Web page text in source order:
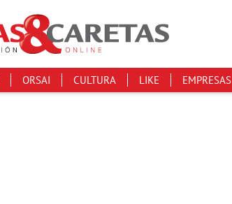
ORSAI CULTURA LIKE EMPRESAS